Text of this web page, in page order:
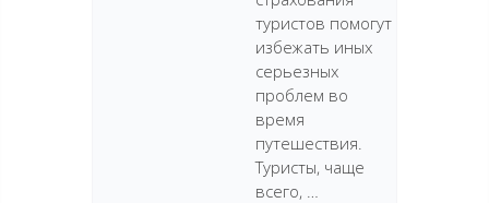
туристов помогут
избежать иных
серьезных
проблем во
время
путешествия.
Туристы, чаще
всего, …